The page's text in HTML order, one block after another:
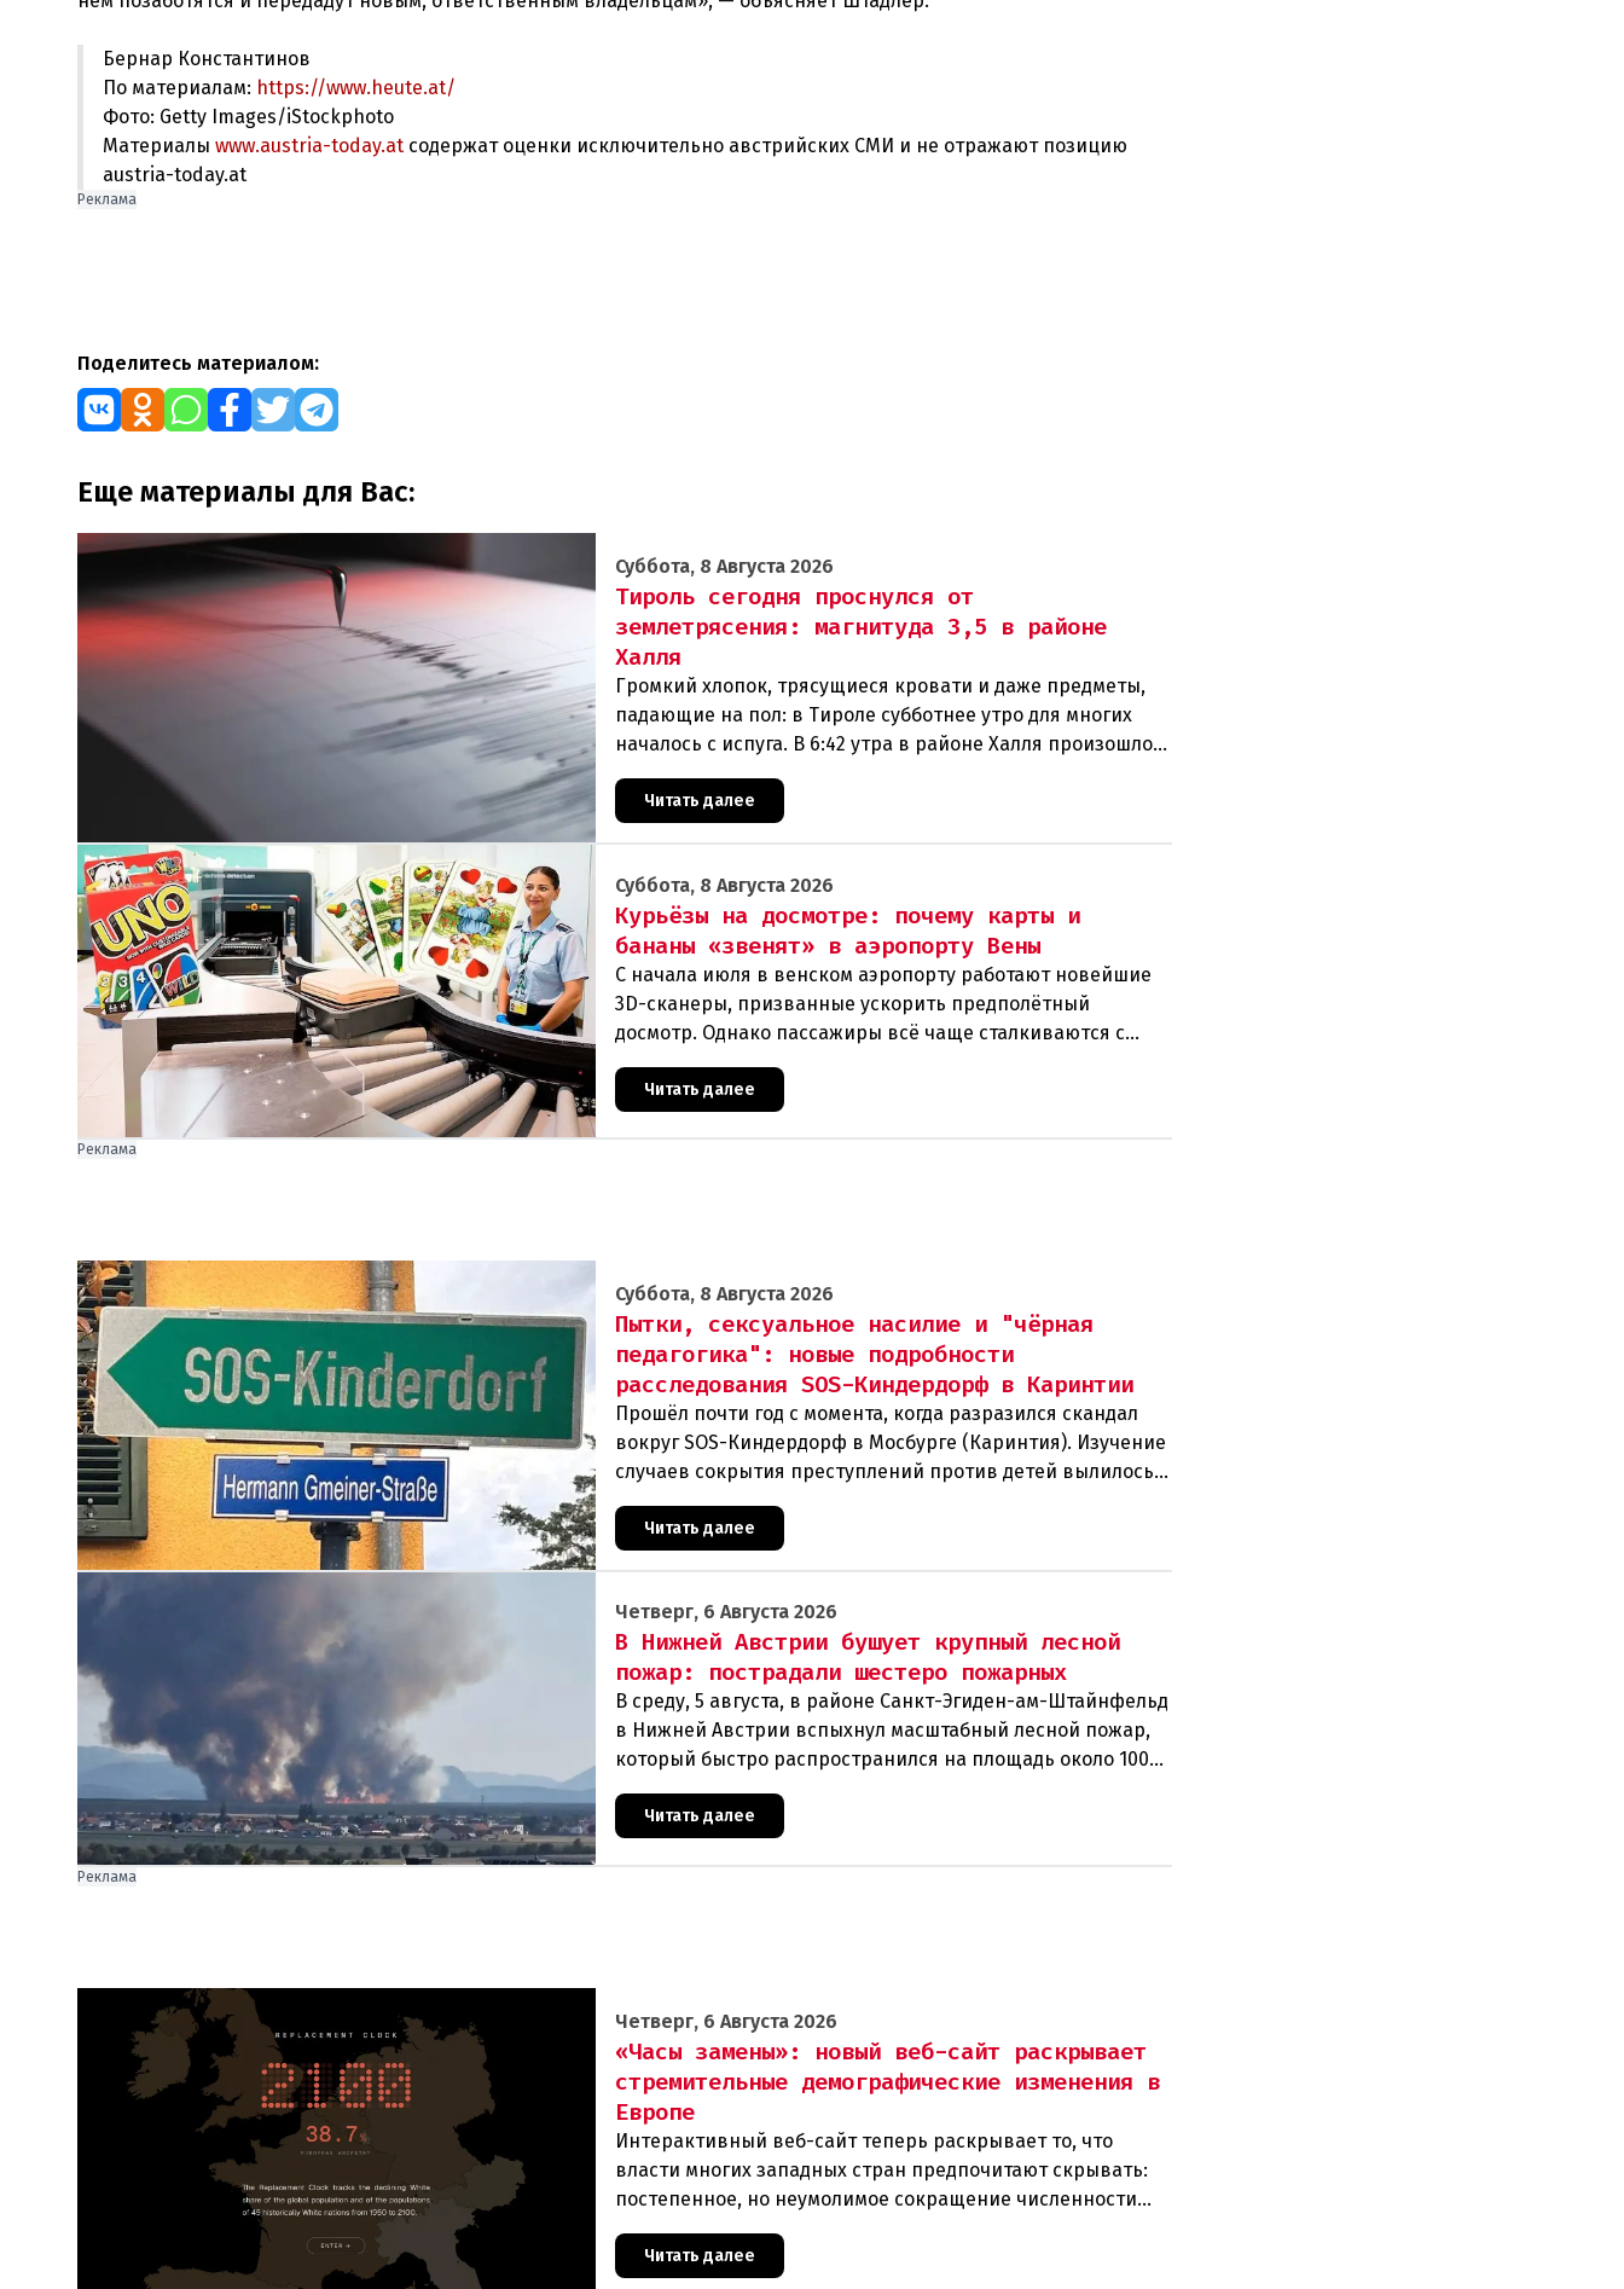
Бернар Константинов
По материалам: https://www.heute.at/
Фото: Getty Images/iStockphoto
Материалы www.austria-today.at содержат оценки исключительно австрийских СМИ и не отражают позицию
austria-today.at
Реклама
Поделитесь материалом:
Еще материалы для Вас:
Суббота, 8 Августа 2026
Тироль сегодня проснулся от
землетрясения: магнитуда 3,5 в районе
Халля
Громкий хлопок, трясущиеся кровати и даже предметы,
падающие на пол: в Тироле субботнее утро для многих
началось с испуга. В 6:42 утра в районе Халля произошло
землетрясение.Данные сейсмологовПо данны
Читать далее
Суббота, 8 Августа 2026
Курьёзы на досмотре: почему карты и
бананы «звенят» в аэропорту Вены
С начала июля в венском аэропорту работают новейшие
3D-сканеры, призванные ускорить предполётный
досмотр. Однако пассажиры всё чаще сталкиваются с
Читать далее
Реклама
Суббота, 8 Августа 2026
Пытки, сексуальное насилие и "чёрная
педагогика": новые подробности
расследования SOS-Киндердорф в Каринтии
Прошёл почти год с момента, когда разразился скандал
вокруг SOS-Киндердорф в Мосбурге (Каринтия). Изучение
случаев сокрытия преступлений против детей вылилось в
масштабное расследование, которое продо
Читать далее
Четверг, 6 Августа 2026
В Нижней Австрии бушует крупный лесной
пожар: пострадали шестеро пожарных
В среду, 5 августа, в районе Санкт-Эгиден-ам-Штайнфельд
в Нижней Австрии вспыхнул масштабный лесной пожар,
который быстро распространился на площадь около 100
гектаров. В ходе тушения пострадали шесте
Читать далее
Реклама
Четверг, 6 Августа 2026
«Часы замены»: новый веб-сайт раскрывает
стремительные демографические изменения в
Европе
Интерактивный веб-сайт теперь раскрывает то, что
власти многих западных стран предпочитают скрывать:
постепенное, но неумолимое сокращение численности
населения европейского происхождения. «Часы замен
Читать далее